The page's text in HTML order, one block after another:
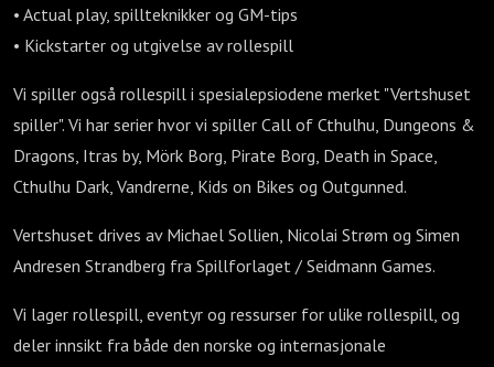
• Actual play, spillteknikker og GM-tips
• Kickstarter og utgivelse av rollespill
Vi spiller også rollespill i spesialepsiodene merket "Vertshuset
spiller". Vi har serier hvor vi spiller Call of Cthulhu, Dungeons &
Dragons, Itras by, Mörk Borg, Pirate Borg, Death in Space,
Cthulhu Dark, Vandrerne, Kids on Bikes og Outgunned.
Vertshuset drives av Michael Sollien, Nicolai Strøm og Simen
Andresen Strandberg fra Spillforlaget / Seidmann Games.
Vi lager rollespill, eventyr og ressurser for ulike rollespill, og
deler innsikt fra både den norske og internasjonale